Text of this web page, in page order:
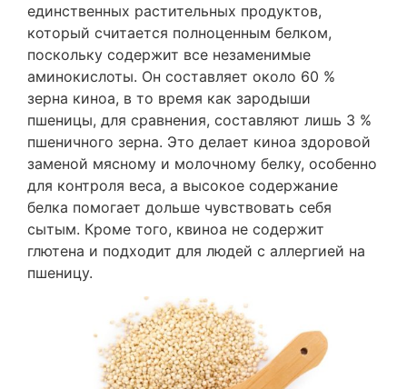
единственных растительных продуктов,
который считается полноценным белком,
поскольку содержит все незаменимые
аминокислоты. Он составляет около 60 %
зерна киноа, в то время как зародыши
пшеницы, для сравнения, составляют лишь 3 %
пшеничного зерна. Это делает киноа здоровой
заменой мясному и молочному белку, особенно
для контроля веса, а высокое содержание
белка помогает дольше чувствовать себя
сытым. Кроме того, квиноа не содержит
глютена и подходит для людей с аллергией на
пшеницу.